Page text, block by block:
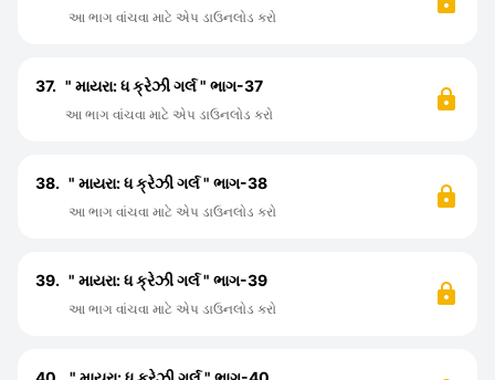
આ ભાગ વાંચવા માટે એપ ડાઉનલોડ કરો
37. " માયરા: ધ ક્રેઝી ગર્લ " ભાગ-37
આ ભાગ વાંચવા માટે એપ ડાઉનલોડ કરો
38. " માયરા: ધ ક્રેઝી ગર્લ " ભાગ-38
આ ભાગ વાંચવા માટે એપ ડાઉનલોડ કરો
39. " માયરા: ધ ક્રેઝી ગર્લ " ભાગ-39
આ ભાગ વાંચવા માટે એપ ડાઉનલોડ કરો